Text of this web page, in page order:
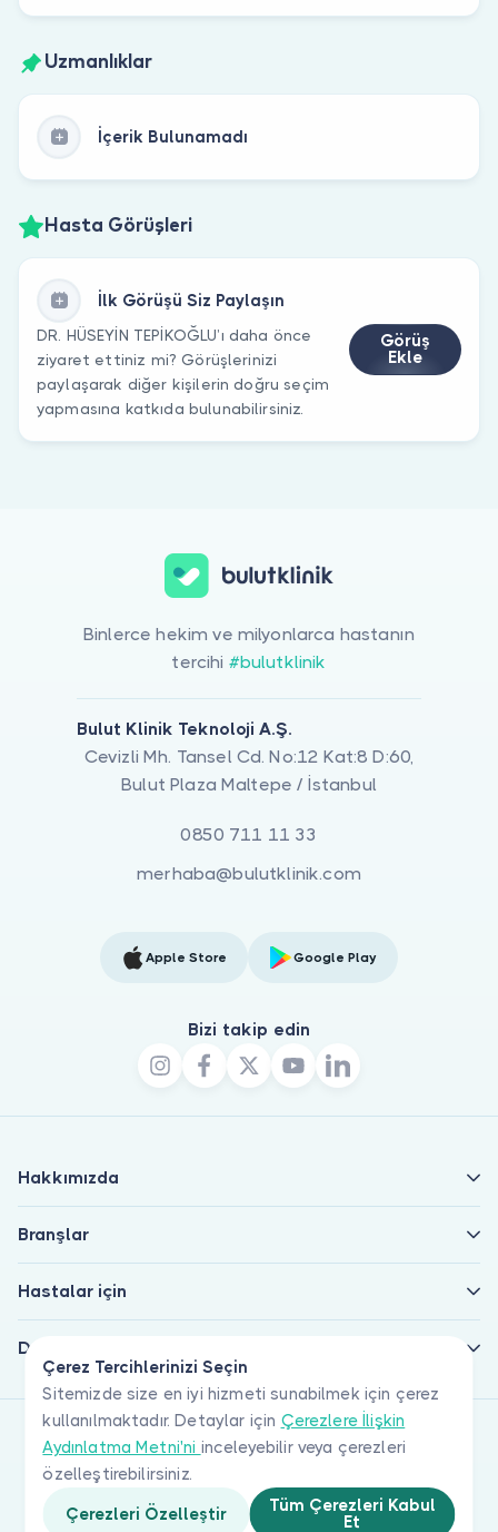
Uzmanlıklar
İçerik Bulunamadı
Hasta Görüşleri
İlk Görüşü Siz Paylaşın
DR. HÜSEYİN TEPİKOĞLU’ı daha önce
ziyaret ettiniz mi? Görüşlerinizi
paylaşarak diğer kişilerin doğru seçim
yapmasına katkıda bulunabilirsiniz.
Görüş
Ekle
Çerez Tercihlerinizi Seçin
Sitemizde size en iyi hizmeti sunabilmek için çerez
kullanılmaktadır. Detaylar için Çerezlere İlişkin
Aydınlatma Metni'ni inceleyebilir veya çerezleri
özelleştirebilirsiniz.
Çerezleri Özelleştir
Tüm Çerezleri Kabul
Et
Binlerce hekim ve milyonlarca hastanın
tercihi #bulutklinik
Bulut Klinik Teknoloji A.Ş.
Cevizli Mh. Tansel Cd. No:12 Kat:8 D:60,
Bulut Plaza Maltepe / İstanbul
0850 711 11 33
merhaba@bulutklinik.com
Apple Store Google Play
Bizi takip edin
Hakkımızda
Branşlar
Hastalar için
Doktorlar için